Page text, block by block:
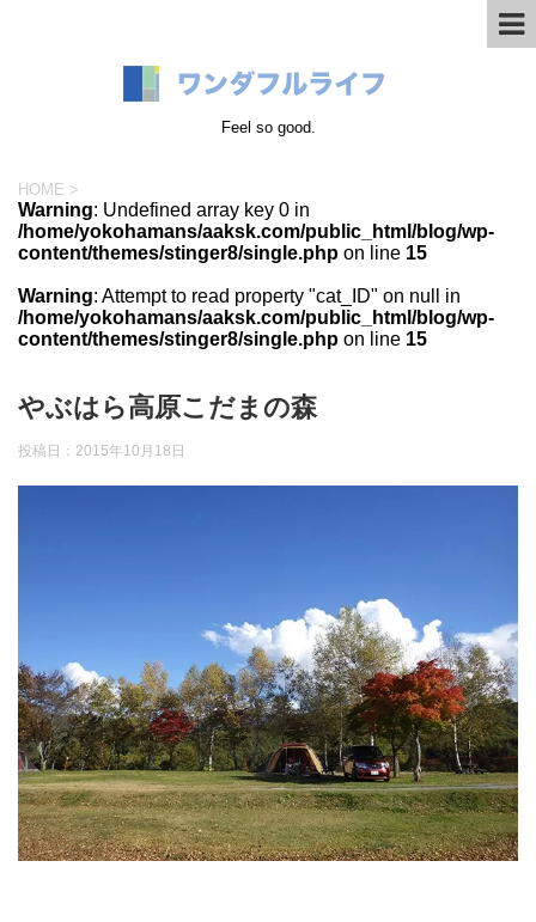
Feel so good.
HOME >
Warning: Undefined array key 0 in
/home/yokohamans/aaksk.com/public_html/blog/wp-
content/themes/stinger8/single.php on line 15
Warning: Attempt to read property "cat_ID" on null in
/home/yokohamans/aaksk.com/public_html/blog/wp-
content/themes/stinger8/single.php on line 15
やぶはら高原こだまの森
投稿日： 2015年10月18日